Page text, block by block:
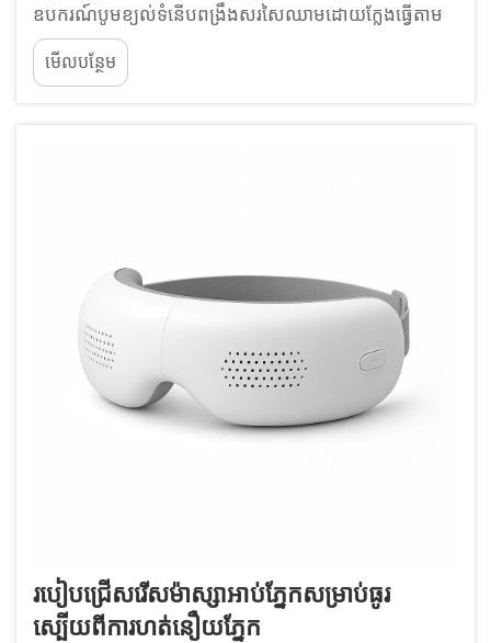
ឧបករណ៍បូមខ្យល់ទំនើបពង្រឹងសរសៃឈាមដោយក្លែងធ្វើតាម
យន្តការបូមឈាមដោយសាច់ដុំឆ្អឹងដែលធម្មជាតិរបស់រាងកាយ។
តាមរយៈការអនុវត្តសម្ពាធដែលមានគោលដៅ និងតាមលំដាប់
ប្រព័ន្ធទាំងនេះ...
មើលបន្ថែម
របៀបជ្រើសរើសម៉ាស្សាអាប់ភ្នែកសម្រាប់ធូរ
ស្បើយពីការហត់នឿយភ្នែក